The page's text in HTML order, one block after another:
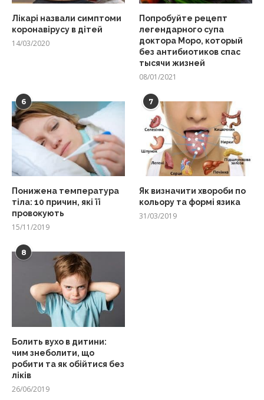
Лікарі назвали симптоми
коронавірусу в дітей
14/03/2020
Попробуйте рецепт
легендарного супа
доктора Моро, который
без антибиотиков спас
тысячи жизней
08/01/2021
6
Понижена температура
тіла: 10 причин, які її
провокують
15/11/2019
7
Як визначити хвороби по
кольору та формі язика
31/03/2019
8
Болить вухо в дитини:
чим знеболити, що
робити та як обійтися без
ліків
26/06/2019